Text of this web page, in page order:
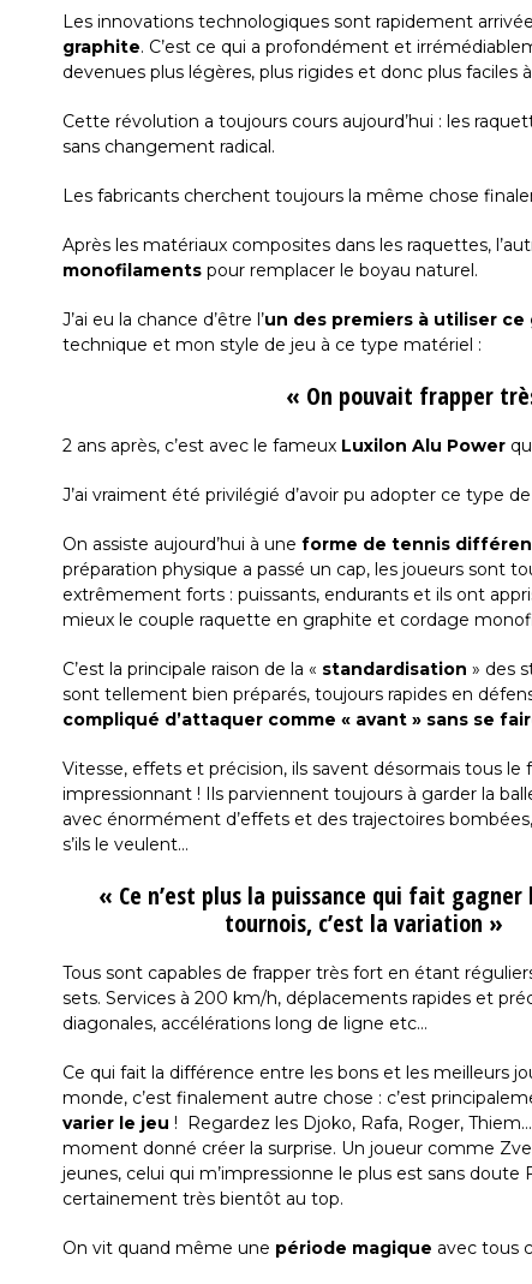
Les innovations technologiques sont rapidement
graphite. C’est ce qui a profondément et
devenues plus légères, plus rigides et donc plus faciles
Cette révolution a toujours cours aujourd’hui : les
sans changement radical.
Les fabricants cherchent toujours la même chose
Après les matériaux composites dans les raquettes,
monofilaments pour remplacer le boyau naturel.
J’ai eu la chance d’être l’un des premiers à utiliser
technique et mon style de jeu à ce type matériel :
« On pouvait frapper
2 ans après, c’est avec le fameux Luxilon Alu Power
J’ai vraiment été privilégié d’avoir pu adopter ce type
On assiste aujourd’hui à une forme de tennis
préparation physique a passé un cap, les joueurs sont
extrêmement forts : puissants, endurants et ils ont
mieux le couple raquette en graphite et cordage
C’est la principale raison de la « standardisation » des
sont tellement bien préparés, toujours rapides en
compliqué d’attaquer comme « avant » sans se
Vitesse, effets et précision, ils savent désormais tous le
impressionnant ! Ils parviennent toujours à garder la
avec énormément d’effets et des trajectoires
s’ils le veulent…
« Ce n’est plus la puissance qui fait gagner
tournois, c’est la variation »
Tous sont capables de frapper très fort en étant
sets. Services à 200 km/h, déplacements rapides et
diagonales, accélérations long de ligne etc…
Ce qui fait la différence entre les bons et les meilleurs
monde, c’est finalement autre chose : c’est
varier le jeu ! Regardez les Djoko, Rafa, Roger,
moment donné créer la surprise. Un joueur comme
jeunes, celui qui m’impressionne le plus est sans doute
certainement très bientôt au top.
On vit quand même une période magique avec tous